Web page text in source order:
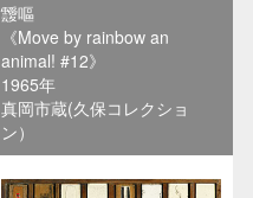
靉嘔
《Move by rainbow an
animal! #12》
1965年
真岡市蔵(久保コレクショ
ン）